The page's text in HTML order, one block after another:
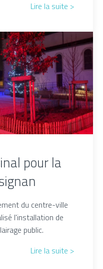
Lire la suite >
pour la
du centre-ville
l'installation de
public.
Lire la suite >